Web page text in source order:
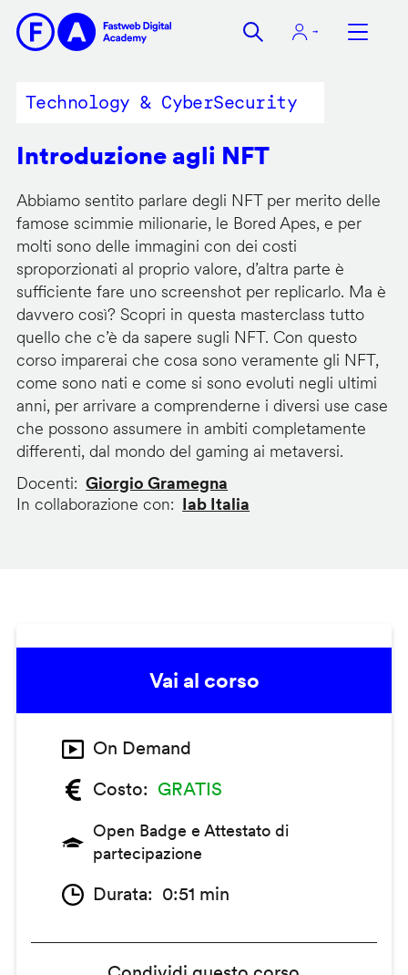
contenuto
Technology & CyberSecurity
Introduzione agli NFT
Abbiamo sentito parlare degli NFT per merito delle
famose scimmie milionarie, le Bored Apes, e per
molti sono delle immagini con dei costi
sproporzionati al proprio valore, d’altra parte è
sufficiente fare uno screenshot per replicarlo. Ma è
davvero così? Scopri in questa masterclass tutto
quello che c’è da sapere sugli NFT. Con questo
corso imparerai che cosa sono veramente gli NFT,
come sono nati e come si sono evoluti negli ultimi
anni, per arrivare a comprenderne i diversi use case
che possono assumere in ambiti completamente
differenti, dal mondo del gaming ai metaversi.
Docenti
Giorgio Gramegna
In collaborazione con
Iab Italia
Vai al corso
On Demand
Costo
GRATIS
Open Badge e Attestato di
partecipazione
Durata 0:51 min